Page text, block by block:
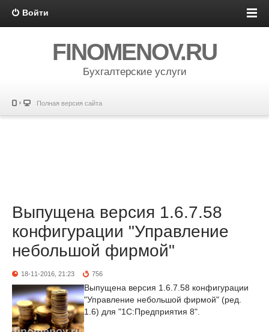
Войти
FINOMENOV.RU
Бухгалтерские услуги
Полная версия сайта
Выпущена версия 1.6.7.58
конфигурации "Управление
небольшой фирмой"
18-11-2016, 21:23 756
Выпущена версия 1.6.7.58 конфигурации
"Управление небольшой фирмой" (ред.
1.6) для "1С:Предприятия 8".